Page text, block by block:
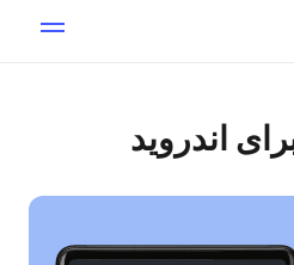
اندروید